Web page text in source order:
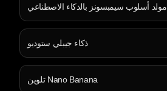
مولد أسلوب سيمبسونز بالذكاء الاصطناعي
ذكاء جيبلي ستوديو
تلوين Nano Banana